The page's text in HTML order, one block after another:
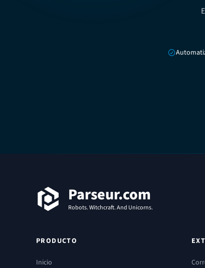
Parseur.com
Robots. Witchcraft. And Unicorns.
PRODUCTO
Inicio